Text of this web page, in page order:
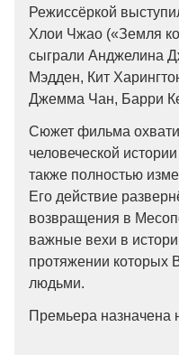
Режиссёркой
Хлои Чжао («Земля
сыграли Анджелина
Мэдден, Кит
Джемма Чан, Барри
Сюжет фильма
человеческой
также полностью
Его действие
возвращения в
важные вехи в
протяжении которых
людьми.
Премьера назначена